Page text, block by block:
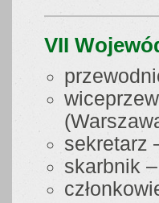
VII
sekretarz
skarbnik